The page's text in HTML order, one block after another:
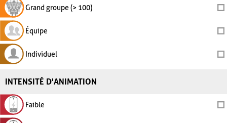
Grand groupe (> 100)
Équipe
Individuel
INTENSITÉ D'ANIMATION
Faible